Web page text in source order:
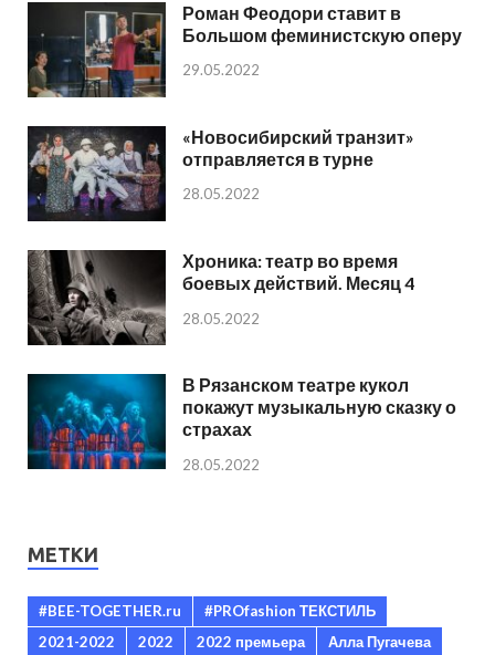
Роман Феодори ставит в
Большом феминистскую оперу
29.05.2022
«Новосибирский транзит»
отправляется в турне
28.05.2022
Хроника: театр во время
боевых действий. Месяц 4
28.05.2022
В Рязанском театре кукол
покажут музыкальную сказку о
страхах
28.05.2022
МЕТКИ
#BEE-TOGETHER.ru
#PROfashion ТЕКСТИЛЬ
2021-2022
2022 2022 премьера
Алла Пугачева